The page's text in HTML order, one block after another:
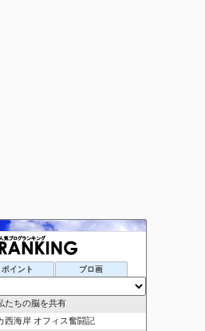
ポイント ブロ画
ブログ
な感じ
たちの脳を共有
西海岸 オフィス奮闘記